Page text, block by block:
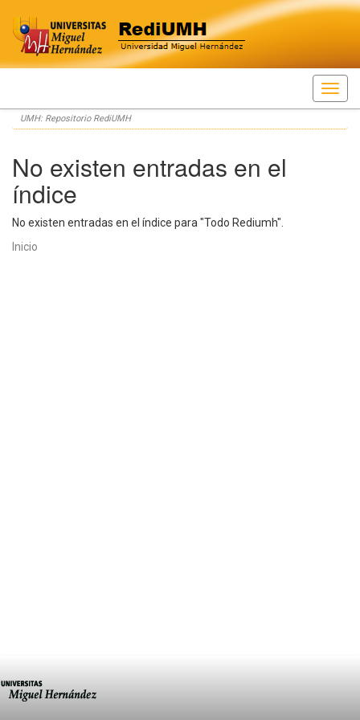
Skip
navigation
UMH: Repositorio RediUMH
No existen entradas en el
índice
No existen entradas en el índice para "Todo Rediumh".
Inicio